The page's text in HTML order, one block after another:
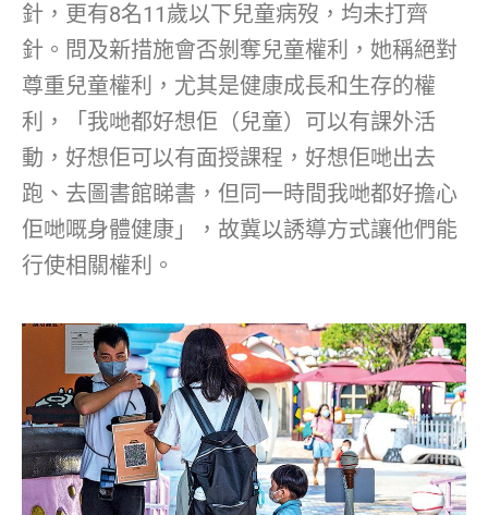
針，更有8名11歲以下兒童病歿，均未打齊
針。問及新措施會否剝奪兒童權利，她稱絕對
尊重兒童權利，尤其是健康成長和生存的權
利，「我哋都好想佢（兒童）可以有課外活
動，好想佢可以有面授課程，好想佢哋出去
跑、去圖書館睇書，但同一時間我哋都好擔心
佢哋嘅身體健康」，故冀以誘導方式讓他們能
行使相關權利。